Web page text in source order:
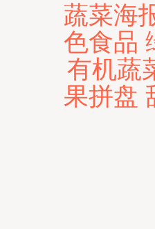
蔬菜海
色食品
有机蔬
果拼盘